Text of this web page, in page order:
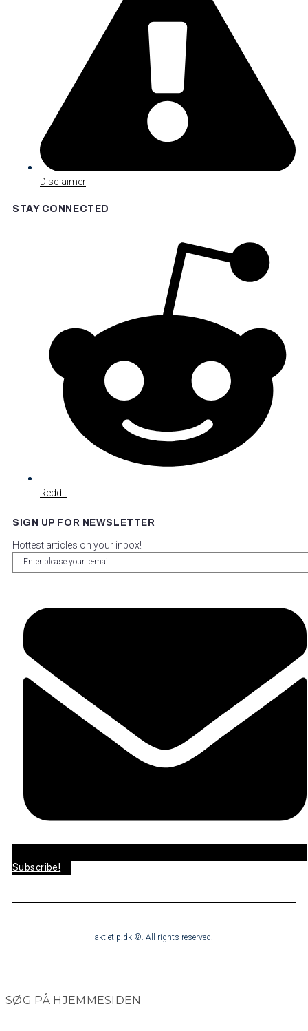
Disclaimer
STAY CONNECTED
Reddit
SIGN UP FOR NEWSLETTER
Hottest articles on your inbox!
Subscribe!
aktietip.dk ©. All rights reserved.
SØG PÅ HJEMMESIDEN